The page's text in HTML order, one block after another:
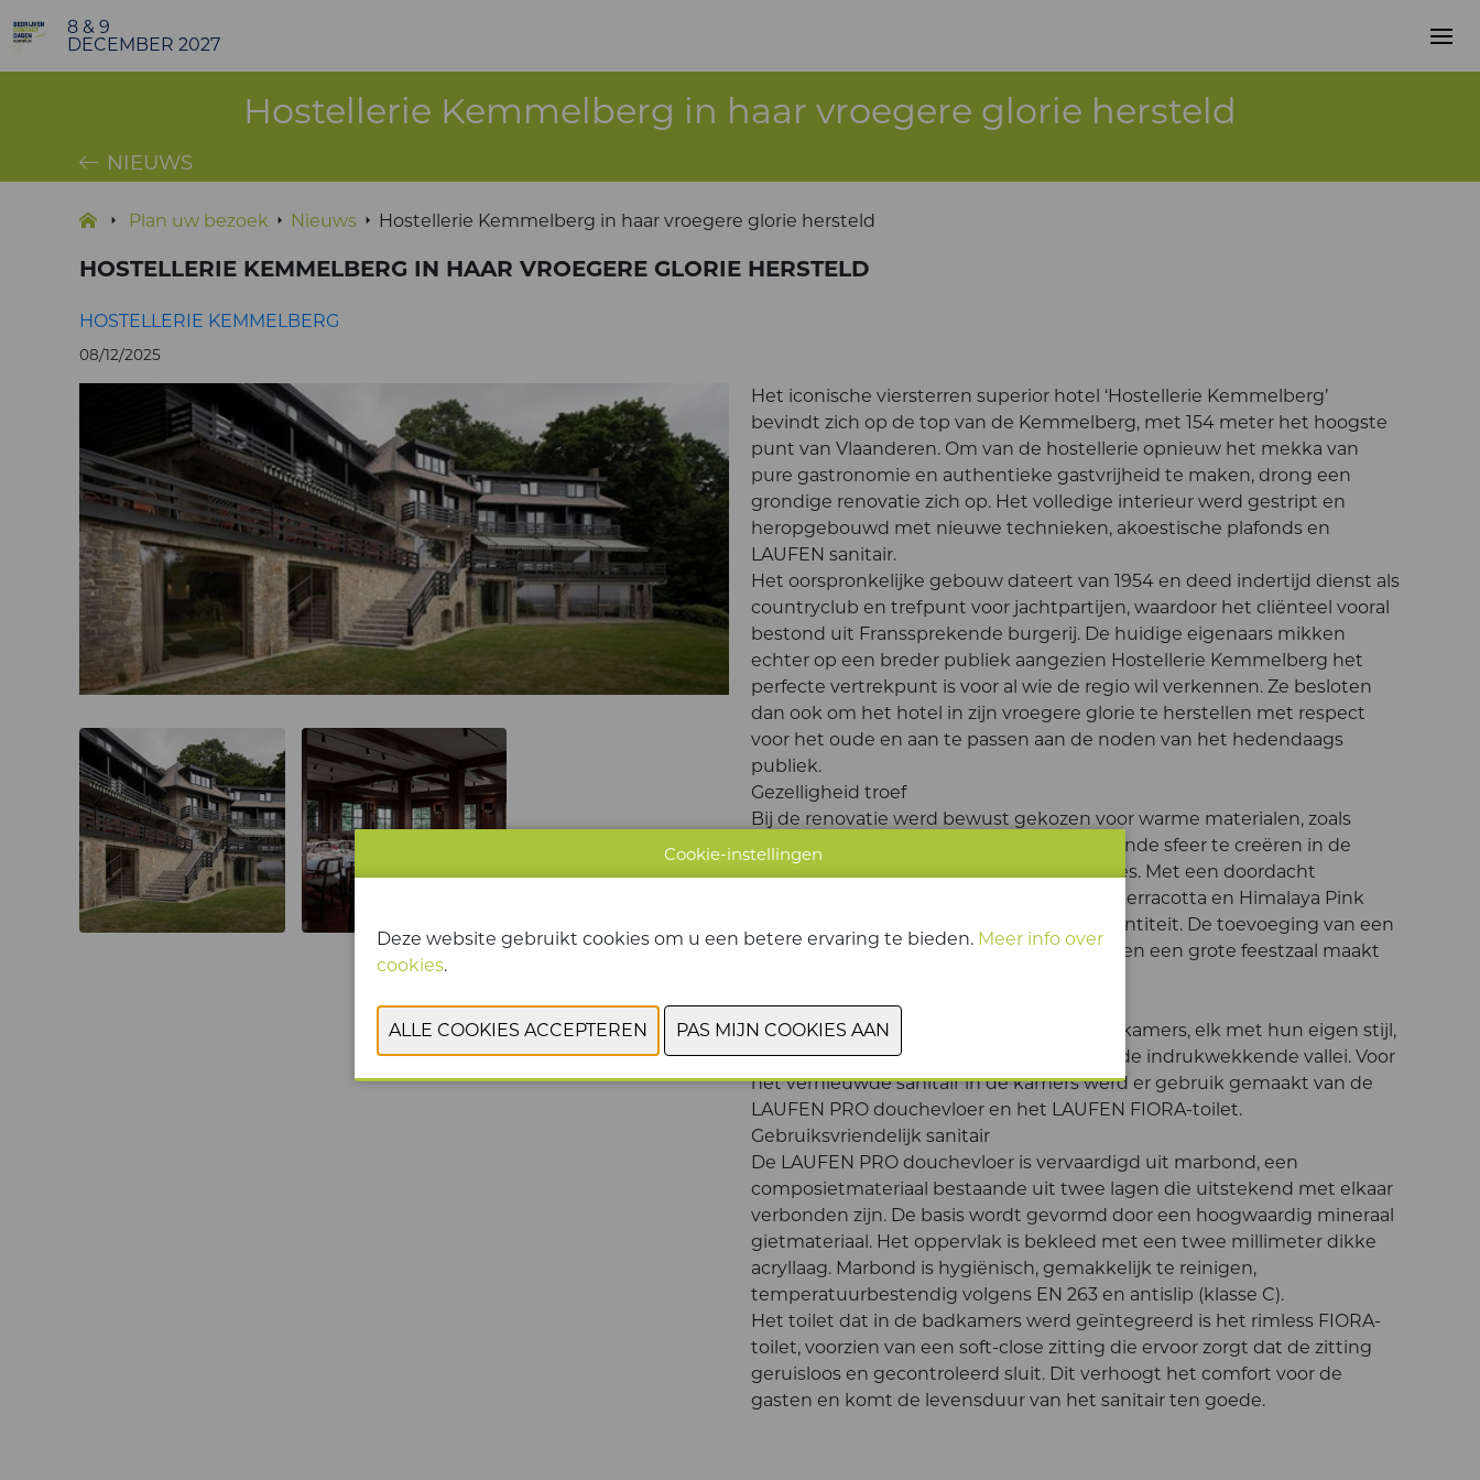
8 & 9
DECEMBER 2027
Hostellerie Kemmelberg in haar vroegere glorie hersteld
NIEUWS
Plan uw bezoek Nieuws Hostellerie Kemmelberg in haar vroegere glorie hersteld
HOSTELLERIE KEMMELBERG IN HAAR VROEGERE GLORIE HERSTELD
HOSTELLERIE KEMMELBERG
08/12/2025
Het iconische viersterren superior hotel ‘Hostellerie Kemmelberg’
bevindt zich op de top van de Kemmelberg, met 154 meter het hoogste
punt van Vlaanderen. Om van de hostellerie opnieuw het mekka van
pure gastronomie en authentieke gastvrijheid te maken, drong een
grondige renovatie zich op. Het volledige interieur werd gestript en
heropgebouwd met nieuwe technieken, akoestische plafonds en
LAUFEN sanitair.
Het oorspronkelijke gebouw dateert van 1954 en deed indertijd dienst als
countryclub en trefpunt voor jachtpartijen, waardoor het cliënteel vooral
bestond uit Franssprekende burgerij. De huidige eigenaars mikken
echter op een breder publiek aangezien Hostellerie Kemmelberg het
perfecte vertrekpunt is voor al wie de regio wil verkennen. Ze besloten
dan ook om het hotel in zijn vroegere glorie te herstellen met respect
voor het oude en aan te passen aan de noden van het hedendaags
publiek.
Gezelligheid troef
Bij de renovatie werd bewust gekozen voor warme materialen, zoals
mahoniehout om een gezellige, uitnodigende sfeer te creëren in de
kamers en de gemeenschappelijke ruimtes. Met een doordacht
kleurenpalet van blauw, bordeaux, groen, terracotta en Himalaya Pink
kreeg elk deel van het hotel een eigen identiteit. De toevoeging van een
wellnesscomplex, twee seminarieruimtes en een grote feestzaal maakt
Karaktervolle, moderne kamers
Hostellerie Kemmelberg beschikt over 22 kamers, elk met hun eigen stijl,
charme en uitzicht op het Kemmelbos of de indrukwekkende vallei. Voor
het vernieuwde sanitair in de kamers werd er gebruik gemaakt van de
LAUFEN PRO douchevloer en het LAUFEN FIORA-toilet.
Gebruiksvriendelijk sanitair
De LAUFEN PRO douchevloer is vervaardigd uit marbond, een
composietmateriaal bestaande uit twee lagen die uitstekend met elkaar
verbonden zijn. De basis wordt gevormd door een hoogwaardig mineraal
gietmateriaal. Het oppervlak is bekleed met een twee millimeter dikke
acryllaag. Marbond is hygiënisch, gemakkelijk te reinigen,
temperatuurbestendig volgens EN 263 en antislip (klasse C).
Het toilet dat in de badkamers werd geïntegreerd is het rimless FIORA-
toilet, voorzien van een soft-close zitting die ervoor zorgt dat de zitting
geruisloos en gecontroleerd sluit. Dit verhoogt het comfort voor de
gasten en komt de levensduur van het sanitair ten goede.
Cookie-instellingen
Deze website gebruikt cookies om u een betere ervaring te bieden. Meer info over
cookies.